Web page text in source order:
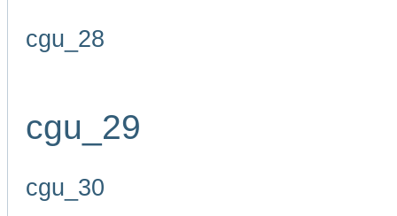
cgu_28
cgu_29
cgu_30